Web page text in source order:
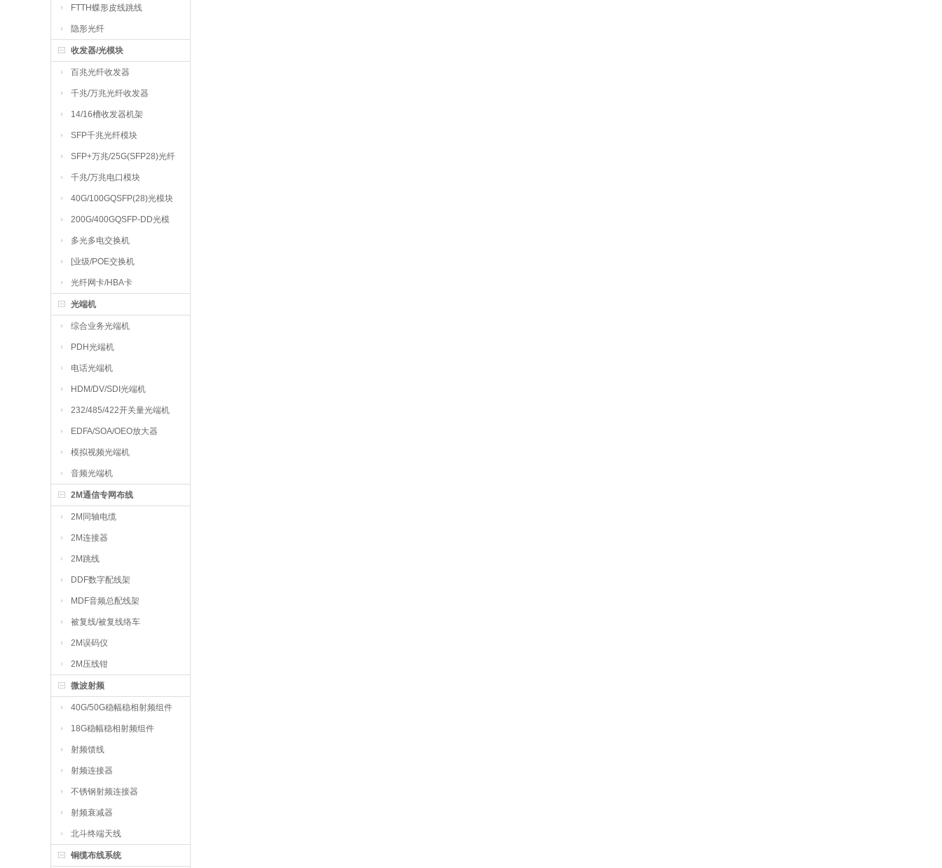
FTTH蝶形皮线跳线
隐形光纤
收发器/光模块
百兆光纤收发器
千兆/万兆光纤收发器
14/16槽收发器机架
SFP千兆光纤模块
SFP+万兆/25G(SFP28)光纤
模块
千兆/万兆电口模块
40G/100GQSFP(28)光模块
200G/400GQSFP-DD光模
块
多光多电交换机
[业级/POE交换机
光纤网卡/HBA卡
光端机
综合业务光端机
PDH光端机
电话光端机
HDM/DV/SDI光端机
232/485/422开关量光端机
EDFA/SOA/OEO放大器
模拟视频光端机
音频光端机
2M通信专网布线
2M同轴电缆
2M连接器
2M跳线
DDF数字配线架
MDF音频总配线架
被复线/被复线络车
2M误码仪
2M压线钳
微波射频
40G/50G稳幅稳相射频组件
18G稳幅稳相射频组件
射频馈线
射频连接器
不锈钢射频连接器
射频衰减器
北斗终端天线
铜缆布线系统